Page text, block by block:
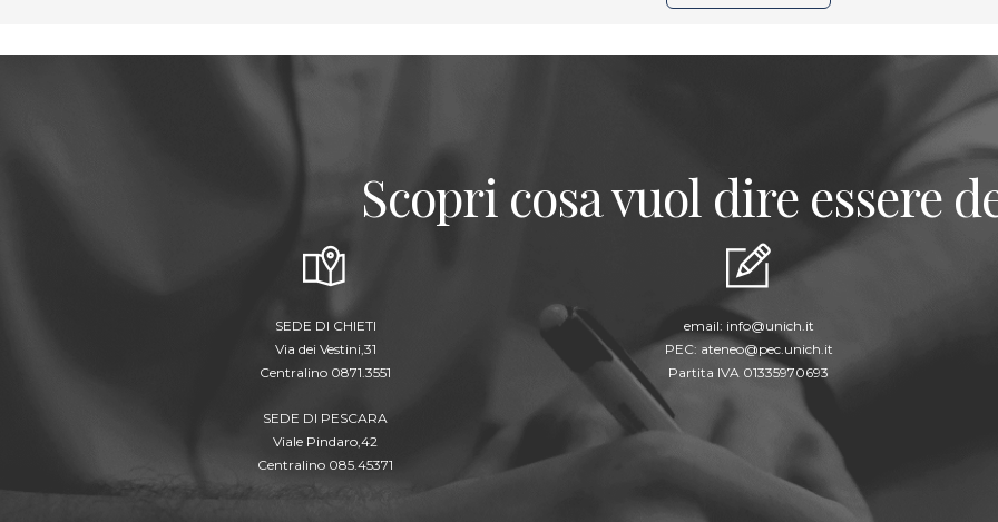
Scopri cosa vuol dire essere
SEDE DI CHIETI
Via dei Vestini,31
Centralino 0871.3551
SEDE DI PESCARA
Viale Pindaro,42
Centralino 085.45371
email: info@unich.it
PEC: ateneo@pec.unich.it
Partita IVA 01335970693